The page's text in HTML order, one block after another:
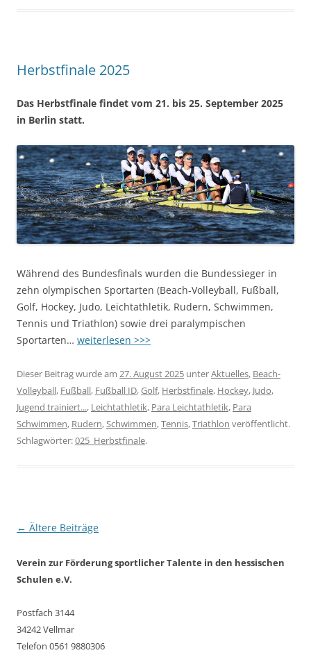
Herbstfinale 2025
Das Herbstfinale findet vom 21. bis 25. September 2025
in Berlin statt.
Während des Bundesfinals wurden die Bundessieger in
zehn olympischen Sportarten (Beach-Volleyball, Fußball,
Golf, Hockey, Judo, Leichtathletik, Rudern, Schwimmen,
Tennis und Triathlon) sowie drei paralympischen
Sportarten… weiterlesen >>>
Dieser Beitrag wurde am 27. August 2025 unterAktuelles, Beach-
Volleyball, Fußball, Fußball ID,Golf, Herbstfinale, Hockey, Judo,
Jugend trainiert..., Leichtathletik, Para Leichtathletik, Para
Schwimmen, Rudern, Schwimmen,Tennis,Triathlon veröffentlicht.
Schlagwörter:025_Herbstfinale.
Beitragsnavigation
← Ältere Beiträge
Verein zur Förderung sportlicher Talente in den hessischen
Schulen e.V.
Postfach 3144
34242 Vellmar
Telefon 0561 9880306